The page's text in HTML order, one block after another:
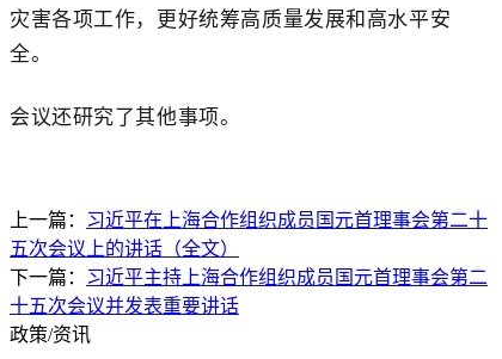
灾害各项工作，更好统筹高质量发展和高水平安
全。
会议还研究了其他事项。
上一篇： 习近平在上海合作组织成员国元首理事会第二十
五次会议上的讲话（全文）
下一篇： 习近平主持上海合作组织成员国元首理事会第二
十五次会议并发表重要讲话
政策/资讯